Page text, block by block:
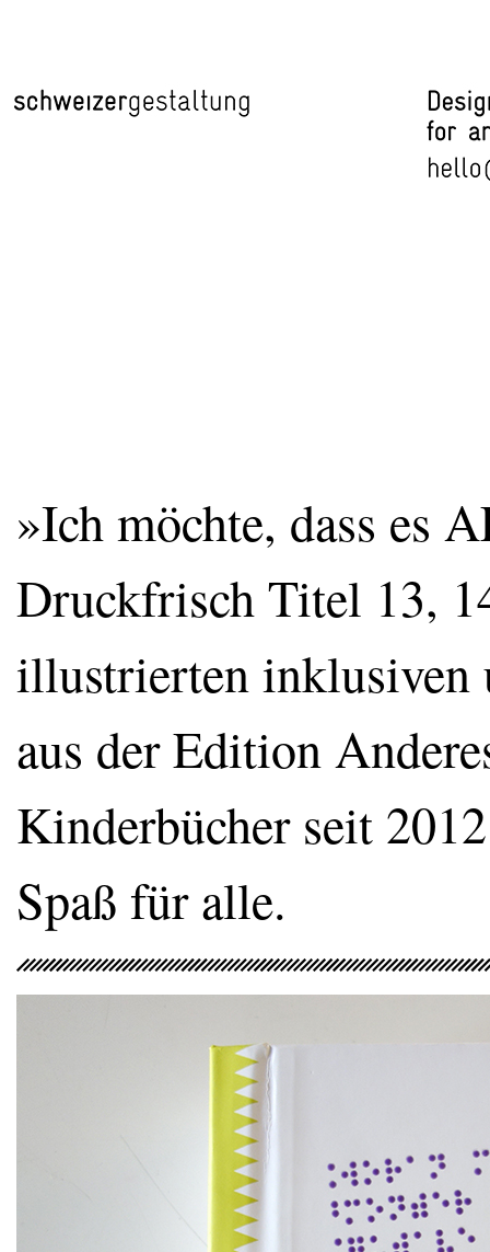
»Ich möchte, dass es
Druckfrisch Titel 13,
illustrierten inklusiven
aus der Edition
Kinderbücher seit
Spaß für alle.